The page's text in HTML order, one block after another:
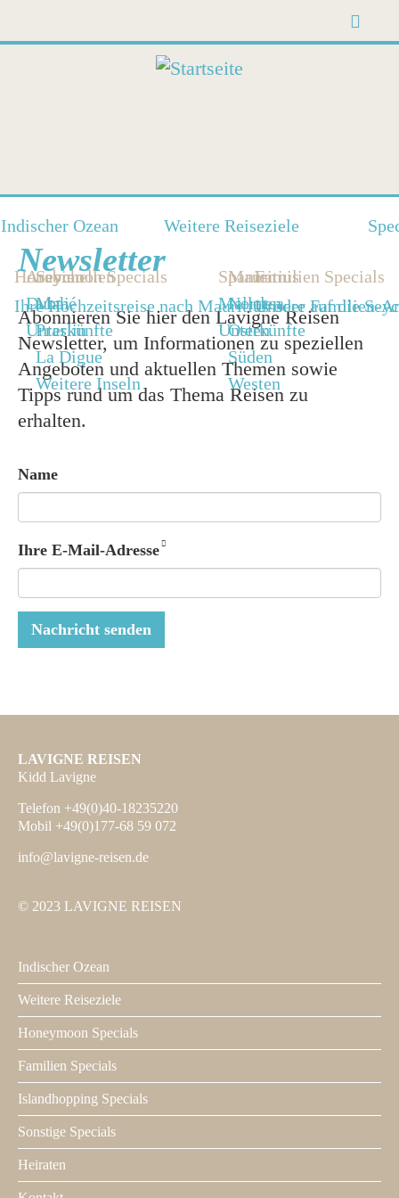
Suche
Suche
Indischer Ozean
Seychellen
Mahé
Praslin
La Digue
Weitere Inseln
Mauritius
Norden
Osten
Süden
Westen
Weitere Reiseziele
Arabien
Dubai
Unterkünfte
Spanien
Mallorca
Unterkünfte
Honeymoon Specials
Ihre Hochzeitsreise nach Mauritius oder auf die
Familien Specials
Unsere Familien-
Newsletter
Abonnieren Sie hier den Lavigne Reisen
Newsletter, um Informationen zu speziellen
Angeboten und aktuellen Themen sowie
Tipps rund um das Thema Reisen zu
erhalten.
Name
Ihre E-Mail-Adresse
Nachricht senden
LAVIGNE REISEN
Kidd Lavigne
Telefon +49(0)40-18235220
Mobil +49(0)177-68 59 072
info@lavigne-reisen.de
© 2023 LAVIGNE REISEN
Footer
1
Indischer Ozean
Weitere Reiseziele
Honeymoon Specials
Familien Specials
Islandhopping Specials
Sonstige Specials
Heiraten